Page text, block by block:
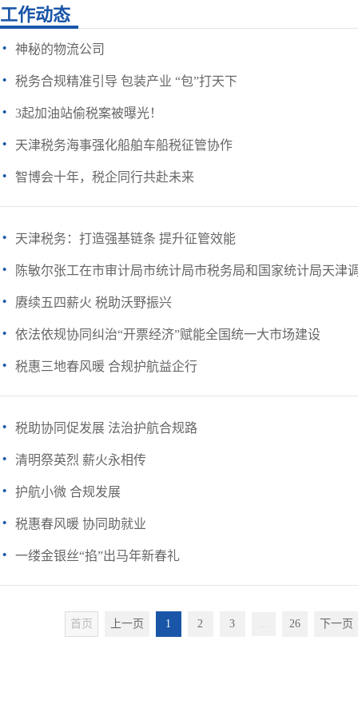
工作动态
· 神秘的物流公司
· 税务合规精准引导 包装产业 “包”打天下
· 3起加油站偷税案被曝光！
· 天津税务海事强化船舶车船税征管协作
· 智博会十年，税企同行共赴未来
· 天津税务：打造强基链条 提升征管效能
· 陈敏尔张工在市审计局市统计局市税务局和国家统计局天津
· 赓续五四薪火 税助沃野振兴
· 依法依规协同纠治“开票经济”赋能全国统一大市场建设
· 税惠三地春风暖 合规护航益企行
· 税助协同促发展 法治护航合规路
· 清明祭英烈 薪火永相传
· 护航小微 合规发展
· 税惠春风暖 协同助就业
· 一缕金银丝“掐”出马年新春礼
首页 上一页 1 2 3 ... 26 下一页